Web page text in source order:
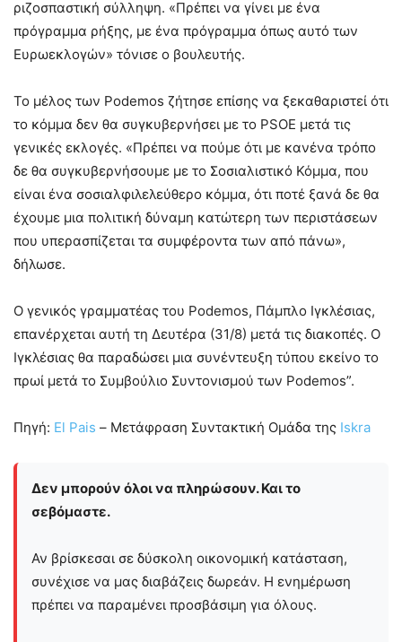
ριζοσπαστική σύλληψη. «Πρέπει να γίνει με ένα
πρόγραμμα ρήξης, με ένα πρόγραμμα όπως αυτό των
Ευρωεκλογών» τόνισε ο βουλευτής.
Το μέλος των Podemos ζήτησε επίσης να ξεκαθαριστεί ότι
το κόμμα δεν θα συγκυβερνήσει με το PSOE μετά τις
γενικές εκλογές. «Πρέπει να πούμε ότι με κανένα τρόπο
δε θα συγκυβερνήσουμε με το Σοσιαλιστικό Κόμμα, που
είναι ένα σοσιαλφιλελεύθερο κόμμα, ότι ποτέ ξανά δε θα
έχουμε μια πολιτική δύναμη κατώτερη των περιστάσεων
που υπερασπίζεται τα συμφέροντα των από πάνω»,
δήλωσε.
Ο γενικός γραμματέας του Podemos, Πάμπλο Ιγκλέσιας,
επανέρχεται αυτή τη Δευτέρα (31/8) μετά τις διακοπές. Ο
Ιγκλέσιας θα παραδώσει μια συνέντευξη τύπου εκείνο το
πρωί μετά το Συμβούλιο Συντονισμού των Podemos”.
Πηγή: El Pais – Μετάφραση Συντακτική Ομάδα της Iskra
Δεν μπορούν όλοι να πληρώσουν. Και το
σεβόμαστε.
Αν βρίσκεσαι σε δύσκολη οικονομική κατάσταση,
συνέχισε να μας διαβάζεις δωρεάν. Η ενημέρωση
πρέπει να παραμένει προσβάσιμη για όλους.